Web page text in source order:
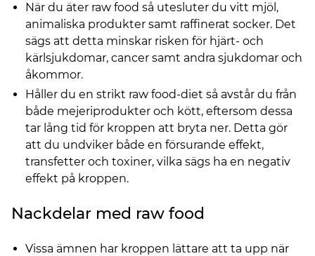
När du äter raw food så utesluter du vitt mjöl,
animaliska produkter samt raffinerat socker. Det
sägs att detta minskar risken för hjärt- och
kärlsjukdomar, cancer samt andra sjukdomar och
åkommor.
Håller du en strikt raw food-diet så avstår du från
både mejeriprodukter och kött, eftersom dessa
tar lång tid för kroppen att bryta ner. Detta gör
att du undviker både en försurande effekt,
transfetter och toxiner, vilka sägs ha en negativ
effekt på kroppen.
Nackdelar med raw food
Vissa ämnen har kroppen lättare att ta upp när